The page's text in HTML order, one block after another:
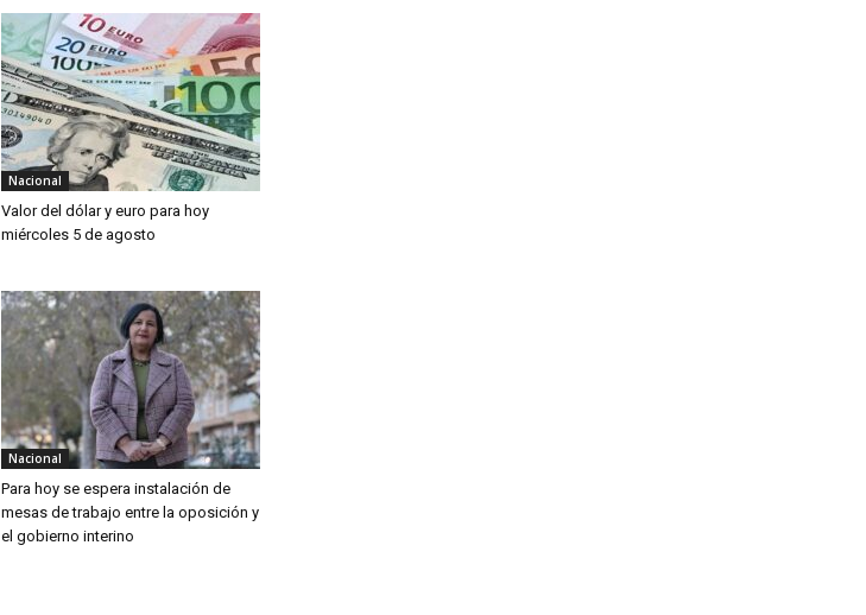
Nacional
Valor del dólar y euro para hoy
miércoles 5 de agosto
Nacional
Para hoy se espera instalación de
mesas de trabajo entre la oposición y
el gobierno interino